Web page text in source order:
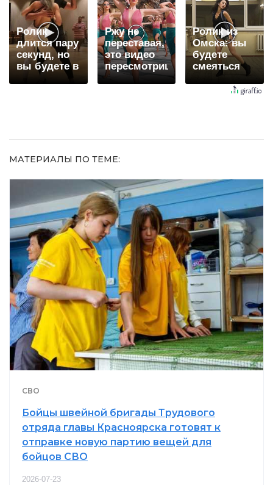
видят...
Ролик
длится пару
секунд, но
вы будете в
шоке от
Ржу не
переставая,
это видео
пересмотришь
не раз
Ролик из
Омска: вы
будете
смеяться
долго
МАТЕРИАЛЫ ПО ТЕМЕ:
СВО
Бойцы швейной бригады Трудового
отряда главы Красноярска готовят к
отправке новую партию вещей для
бойцов СВО
2026-07-23